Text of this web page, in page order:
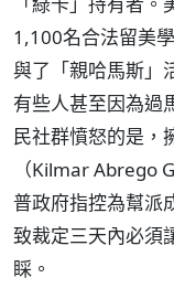
1,100名合法留美
與了「親哈馬斯」
有些人甚至因為過
民社群憤怒的是，
（Kilmar Abrego
普政府指控為幫派
致裁定三天內必須
睬。